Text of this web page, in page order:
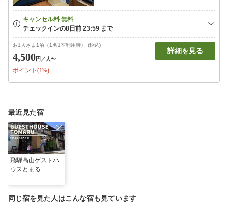
お1人さま1泊（1名1室利用時） (税込)
4,500円 ／人〜
ポイント(1%)
詳細を見る
最近見た宿
飛騨高山ゲストハ
ウスとまる
同じ宿を見た人はこんな宿も見ています